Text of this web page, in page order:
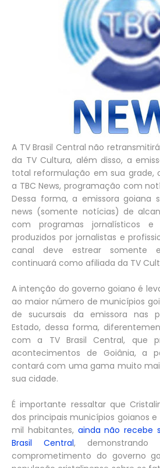
A TV Brasil Central não
da TV Cultura, além disso, a
total reformulação em sua grade,
a TBC News, programação com
Dessa forma, a emissora goiana
news (somente notícias) de
com programas jornalísticos e
produzidos por jornalistas e
canal deve estrear somente
continuará como afiliada da TV
A intenção do governo goiano é
ao maior número de municípios
de sucursais da emissora nas
Estado, dessa forma,
com a TV Brasil Central, que
acontecimentos de Goiânia, a
contará com uma gama muito
sua cidade.
É importante ressaltar que
dos principais municípios goianos
mil habitantes, ainda não recebe
Brasil Central,
comprometimento do governo